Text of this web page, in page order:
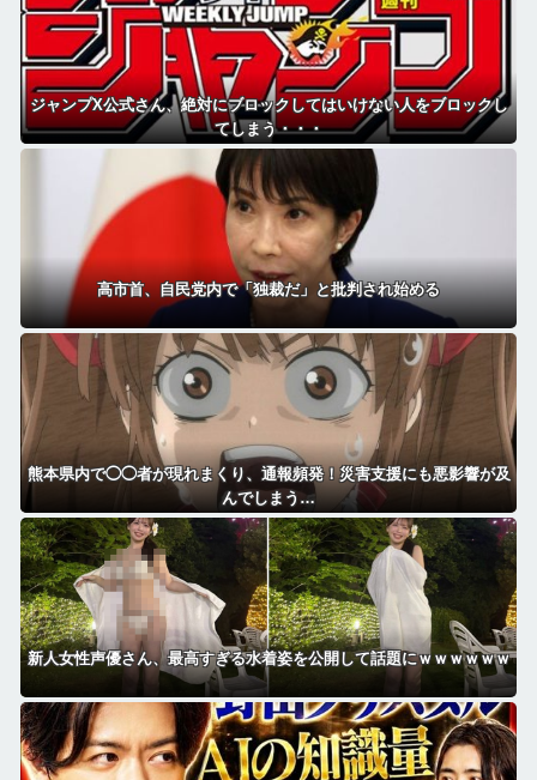
ジャンプX公式さん、絶対にブロックしてはいけない人をブロックし
てしまう・・・
高市首、自民党内で「独裁だ」と批判され始める
熊本県内で◯◯者が現れまくり、通報頻発！災害支援にも悪影響が及
んでしまう…
新人女性声優さん、最高すぎる水着姿を公開して話題にｗｗｗｗｗｗ